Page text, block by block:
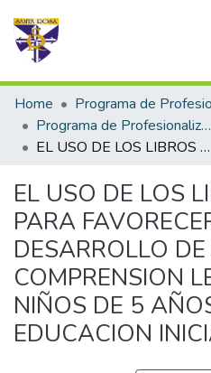
Communities & Collections
All of DSpace
Statistics
Home
Programa de Profesionalización Docente
EL USO DE LOS LIBROS POP UP PARA FAVORECER EL DESARROLLO DE LA COMPRENSION LECTORA EN NIÑOS DE 5 AÑOS DE EDUCACION INICIAL
EL USO DE LOS
PARA
DESARROLLO
COMPRENSION
NIÑOS DE 5
EDUCACION